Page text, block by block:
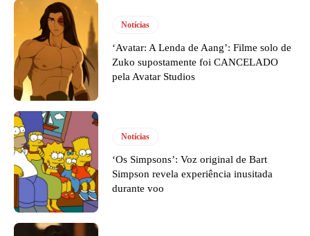
Notícias
‘Avatar: A Lenda de Aang’: Filme solo de
Zuko supostamente foi CANCELADO
pela Avatar Studios
Notícias
‘Os Simpsons’: Voz original de Bart
Simpson revela experiência inusitada
durante voo